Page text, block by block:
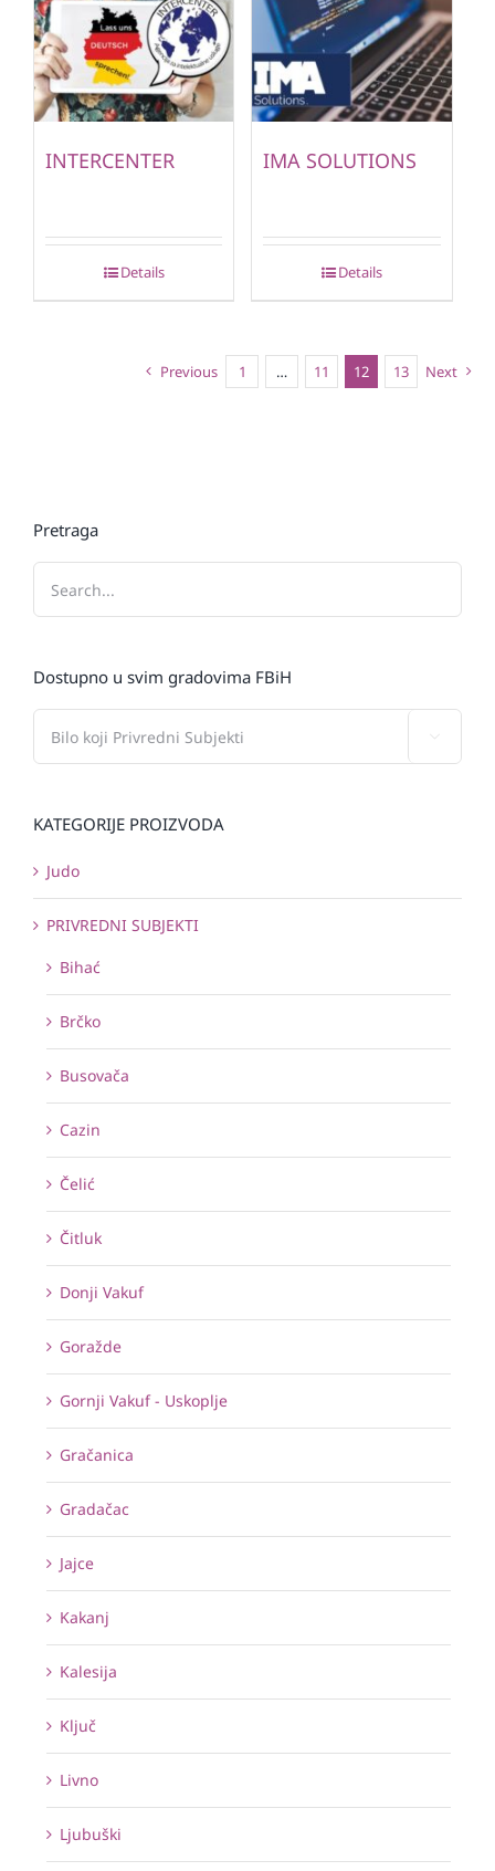
INTERCENTER
Details
IMA SOLUTIONS
Details
Previous 1 … 11 12 13 Next
Pretraga
Dostupno u svim gradovima FBiH
KATEGORIJE PROIZVODA
Judo
PRIVREDNI SUBJEKTI
Bihać
Brčko
Busovača
Cazin
Čelić
Čitluk
Donji Vakuf
Goražde
Gornji Vakuf - Uskoplje
Gračanica
Gradačac
Jajce
Kakanj
Kalesija
Ključ
Livno
Ljubuški